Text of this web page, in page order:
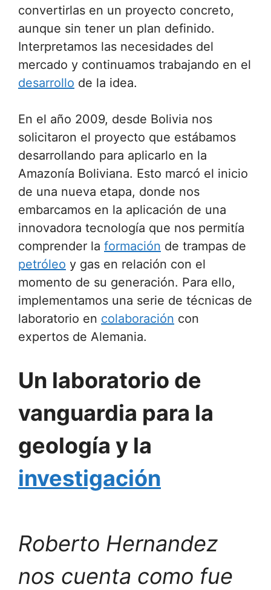
convertirlas en un proyecto concreto,
aunque sin tener un plan definido.
Interpretamos las necesidades del
mercado y continuamos trabajando en el
desarrollo de la idea.
En el año 2009, desde Bolivia nos
solicitaron el proyecto que estábamos
desarrollando para aplicarlo en la
Amazonía Boliviana. Esto marcó el inicio
de una nueva etapa, donde nos
embarcamos en la aplicación de una
innovadora tecnología que nos permitía
comprender la formación de trampas de
petróleo y gas en relación con el
momento de su generación. Para ello,
implementamos una serie de técnicas de
laboratorio en colaboración con
expertos de Alemania.
Un laboratorio de
vanguardia para la
geología y la
investigación
Roberto Hernandez
nos cuenta como fue